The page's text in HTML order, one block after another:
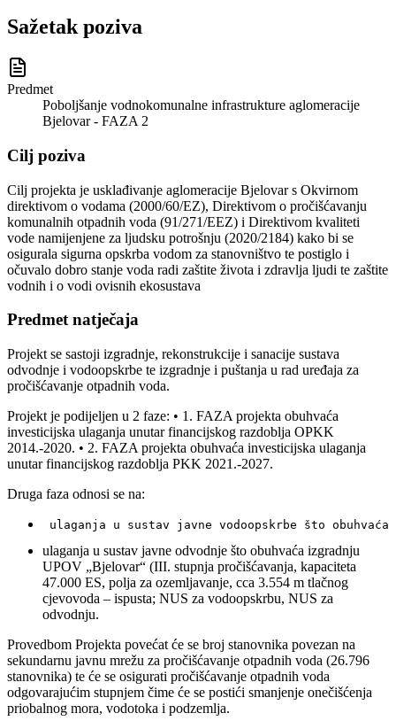
Sažetak poziva
Predmet
Poboljšanje vodnokomunalne infrastrukture aglomeracije
Bjelovar - FAZA 2
Cilj poziva
Cilj projekta je usklađivanje aglomeracije Bjelovar s Okvirnom
direktivom o vodama (2000/60/EZ), Direktivom o pročišćavanju
komunalnih otpadnih voda (91/271/EEZ) i Direktivom kvaliteti
vode namijenjene za ljudsku potrošnju (2020/2184) kako bi se
osigurala sigurna opskrba vodom za stanovništvo te postiglo i
očuvalo dobro stanje voda radi zaštite života i zdravlja ljudi te zaštite
vodnih i o vodi ovisnih ekosustava
Predmet natječaja
Projekt se sastoji izgradnje, rekonstrukcije i sanacije sustava
odvodnje i vodoopskrbe te izgradnje i puštanja u rad uređaja za
pročišćavanje otpadnih voda.
Projekt je podijeljen u 2 faze: • 1. FAZA projekta obuhvaća
investicijska ulaganja unutar financijskog razdoblja OPKK
2014.-2020. • 2. FAZA projekta obuhvaća investicijska ulaganja
unutar financijskog razdoblja PKK 2021.-2027.
Druga faza odnosi se na:
ulaganja u sustav javne odvodnje što obuhvaća izgradnju
UPOV „Bjelovar“ (III. stupnja pročišćavanja, kapaciteta
47.000 ES, polja za ozemljavanje, cca 3.554 m tlačnog
cjevovoda – ispusta; NUS za vodoopskrbu, NUS za
odvodnju.
Provedbom Projekta povećat će se broj stanovnika povezan na
sekundarnu javnu mrežu za pročišćavanje otpadnih voda (26.796
stanovnika) te će se osigurati pročišćavanje otpadnih voda
odgovarajućim stupnjem čime će se postići smanjenje onečišćenja
priobalnog mora, vodotoka i podzemlja.